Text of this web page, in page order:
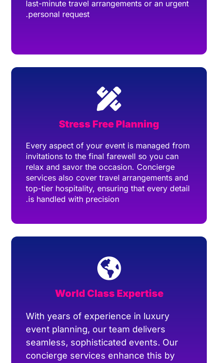
last-minute travel arrangements or an urgent
personal request.
Stress Free Planning
Every aspect of your event is managed from
invitations to the final farewell so you can
relax and savor the occasion. Concierge
services also cover travel arrangements and
top-tier hospitality, ensuring that every detail
is handled with precision.
World Class Expertise
With years of experience in luxury
event planning, our team delivers
seamless, sophisticated events. Our
concierge services enhance this by